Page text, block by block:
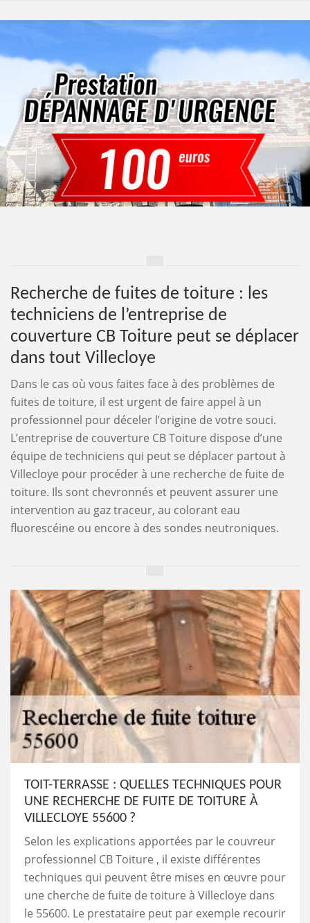
Recherche de fuites de toiture : les
techniciens de l’entreprise de
couverture CB Toiture peut se déplacer
dans tout Villecloye
Dans le cas où vous faites face à des problèmes de
fuites de toiture, il est urgent de faire appel à un
professionnel pour déceler l’origine de votre souci.
L’entreprise de couverture CB Toiture dispose d’une
équipe de techniciens qui peut se déplacer partout à
Villecloye pour procéder à une recherche de fuite de
toiture. Ils sont chevronnés et peuvent assurer une
intervention au gaz traceur, au colorant eau
fluorescéine ou encore à des sondes neutroniques.
TOIT-TERRASSE : QUELLES TECHNIQUES POUR
UNE RECHERCHE DE FUITE DE TOITURE À
VILLECLOYE 55600 ?
Selon les explications apportées par le couvreur
professionnel CB Toiture , il existe différentes
techniques qui peuvent être mises en œuvre pour
une cherche de fuite de toiture à Villecloye dans
le 55600. Le prestataire peut par exemple recourir